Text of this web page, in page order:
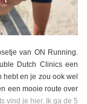
van ON Running.
Dutch Clinics een
hebt en je zou ook wel
een mooie route over
vind je hier. Ik ga de 5